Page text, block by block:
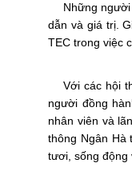
Những
dẫn và giá trị.
TEC trong việc
Với các hội
người đồng
nhân viên và
thông Ngân Hà
tươi, sống động